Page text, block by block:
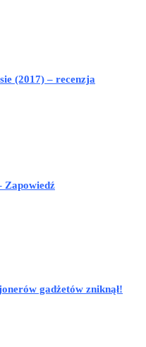
(2017) – recenzja
Zapowiedź
gadżetów zniknął!